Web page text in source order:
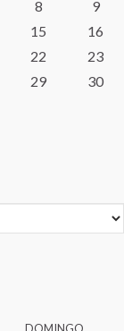
8
9
15
16
22
23
29
30
DOMINGO